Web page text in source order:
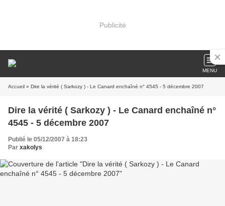
Publicité
MENU
Accueil » Dire la vérité ( Sarkozy ) - Le Canard enchaîné n° 4545 - 5 décembre 2007
Dire la vérité ( Sarkozy ) - Le Canard enchaîné n°
4545 - 5 décembre 2007
Publié le 05/12/2007 à 18:23
Par xakolys